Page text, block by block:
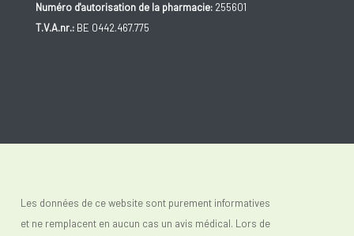
Numéro d'autorisation de la pharmacie:255601
T.V.A.nr.:BE 0442.467.775
Les données de ce website sont purement informatives
et ne remplacent en aucun cas un avis médical. Lors de